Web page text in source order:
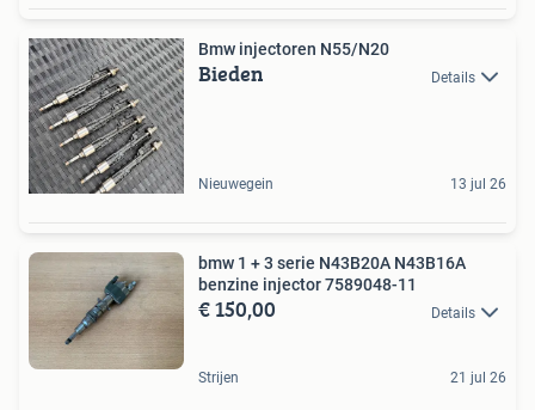
Bmw injectoren N55/N20
Bieden Details
Nieuwegein 13 jul 26
bmw 1 + 3 serie N43B20A N43B16A
benzine injector 7589048-11
€ 150,00 Details
Strijen 21 jul 26